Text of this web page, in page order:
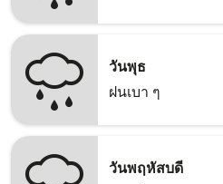
วันพุธ
ฝนเบา ๆ
วันพฤหัสบดี